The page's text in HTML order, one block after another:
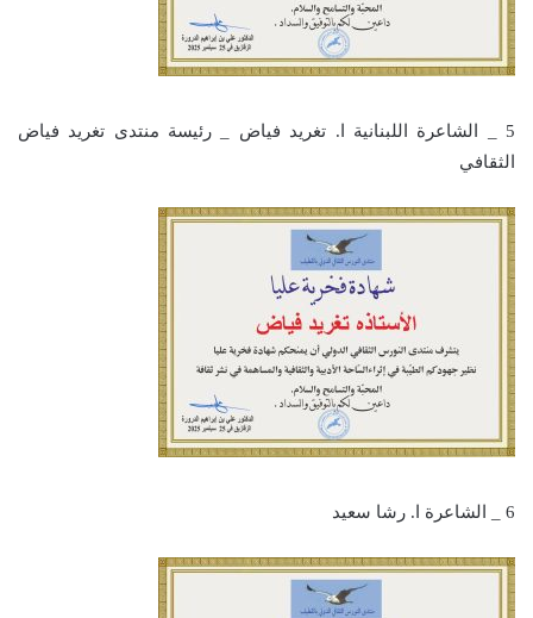
5 _ الشاعرة اللبنانية ا. تغريد فياض _ رئيسة منتدى تغريد فياض
الثقافي
6 _ الشاعرة ا. رشا سعيد